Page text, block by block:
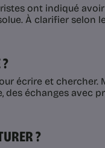
ont indiqué
À clarifier selon
écrire et chercher.
des échanges avec
?